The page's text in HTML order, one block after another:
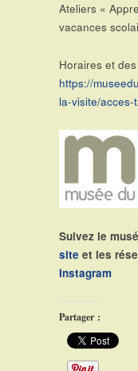
Ateliers «
vacances
Horaires et
https://
la-visite/
Suivez le
site et les
Instagram
Partager :